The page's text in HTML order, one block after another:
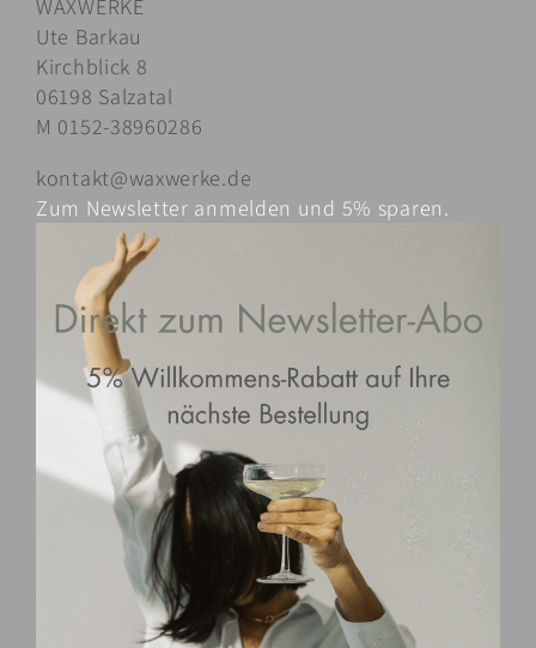
auf
Produktseite
gewählt
WAXWERKE
Ute Barkau
Kirchblick 8
06198 Salzatal
M 0152-38960286
kontakt@waxwerke.de
Zum Newsletter anmelden und 5% sparen.